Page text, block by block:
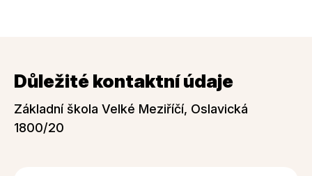
Důležité kontaktní údaje
Základní škola Velké Meziříčí, Oslavická
1800/20